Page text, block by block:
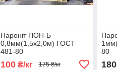
Пароніт ПОН-Б
0,8мм(1,5х2,0м) ГОСТ
481-80
100₴/кг 175 ₴/кг
80
180